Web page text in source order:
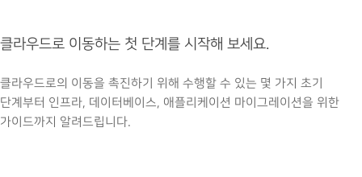
클라우드로 이동하는 첫 단계를 시작해 보세요.
클라우드로의 이동을 촉진하기 위해 수행할 수 있는 몇 가지 초기
단계부터 인프라, 데이터베이스, 애플리케이션 마이그레이션을 위한
가이드까지 알려드립니다.